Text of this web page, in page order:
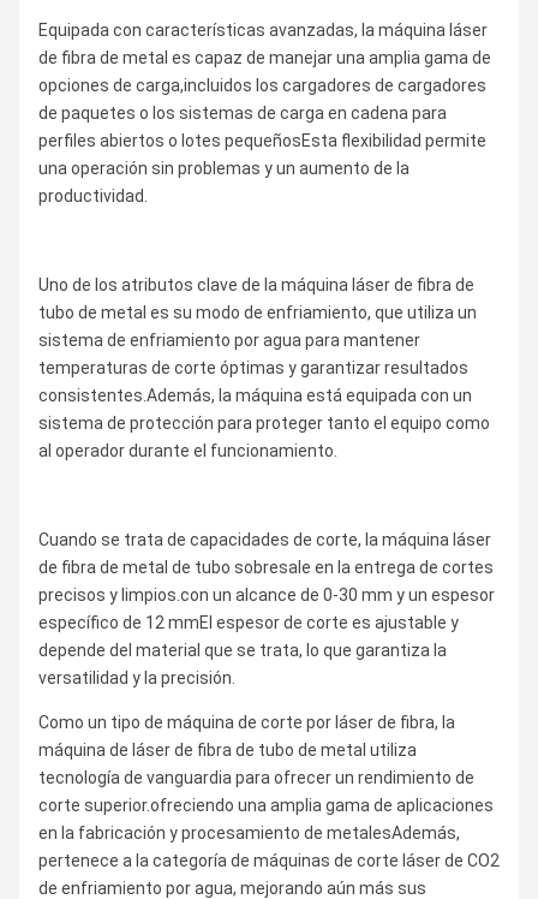
Equipada con características avanzadas, la máquina láser
de fibra de metal es capaz de manejar una amplia gama de
opciones de carga,incluidos los cargadores de cargadores
de paquetes o los sistemas de carga en cadena para
perfiles abiertos o lotes pequeñosEsta flexibilidad permite
una operación sin problemas y un aumento de la
productividad.
Uno de los atributos clave de la máquina láser de fibra de
tubo de metal es su modo de enfriamiento, que utiliza un
sistema de enfriamiento por agua para mantener
temperaturas de corte óptimas y garantizar resultados
consistentes.Además, la máquina está equipada con un
sistema de protección para proteger tanto el equipo como
al operador durante el funcionamiento.
Cuando se trata de capacidades de corte, la máquina láser
de fibra de metal de tubo sobresale en la entrega de cortes
precisos y limpios.con un alcance de 0-30 mm y un espesor
específico de 12 mmEl espesor de corte es ajustable y
depende del material que se trata, lo que garantiza la
versatilidad y la precisión.
Como un tipo de máquina de corte por láser de fibra, la
máquina de láser de fibra de tubo de metal utiliza
tecnología de vanguardia para ofrecer un rendimiento de
corte superior.ofreciendo una amplia gama de aplicaciones
en la fabricación y procesamiento de metalesAdemás,
pertenece a la categoría de máquinas de corte láser de CO2
de enfriamiento por agua, mejorando aún más sus